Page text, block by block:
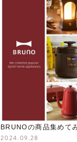
BRUNOの商品集めて
2024.09.28